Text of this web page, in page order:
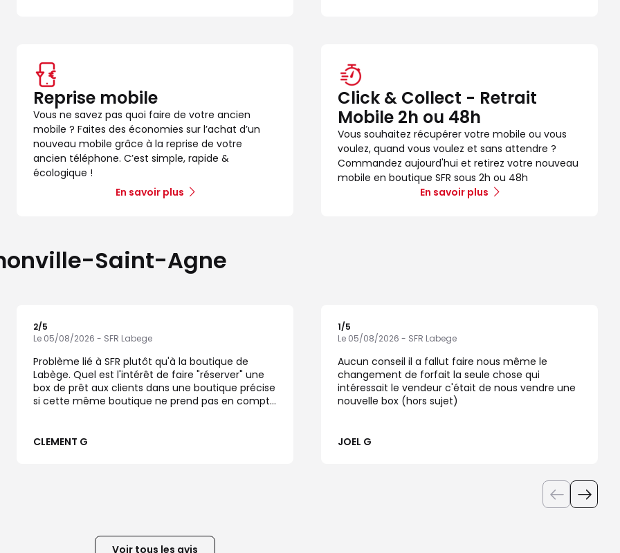
Reprise mobile
Vous ne savez pas quoi faire de votre ancien
mobile ? Faites des économies sur l’achat d’un
nouveau mobile grâce à la reprise de votre
ancien téléphone. C’est simple, rapide &
écologique !
En savoir plus
Click & Collect - Retrait
Mobile 2h ou 48h
Vous souhaitez récupérer votre mobile ou vous
voulez, quand vous voulez et sans attendre ?
Commandez aujourd'hui et retirez votre nouveau
mobile en boutique SFR sous 2h ou 48h
En savoir plus
Saint-Agne
2/5
Le 05/08/2026 - SFR Labege
Problème lié à SFR plutôt qu'à la boutique de
Labège. Quel est l'intérêt de faire "réserver" une
box de prêt aux clients dans une boutique précise
si cette même boutique ne prend pas en compte
CLEMENT G
1/5
Le 05/08/2026 - SFR Labege
Aucun conseil il a fallut faire nous même le
changement de forfait la seule chose qui
intéressait le vendeur c'était de nous vendre une
nouvelle box (hors sujet)
JOEL G
Voir tous les avis